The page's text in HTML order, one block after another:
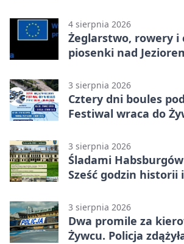
4 sierpnia 2026
Żeglarstwo, rowery i
piosenki nad
3 sierpnia 2026
Cztery dni boules
Festiwal wraca do
3 sierpnia 2026
Śladami
Sześć godzin historii
3 sierpnia 2026
Dwa promile za
Żywcu. Policja